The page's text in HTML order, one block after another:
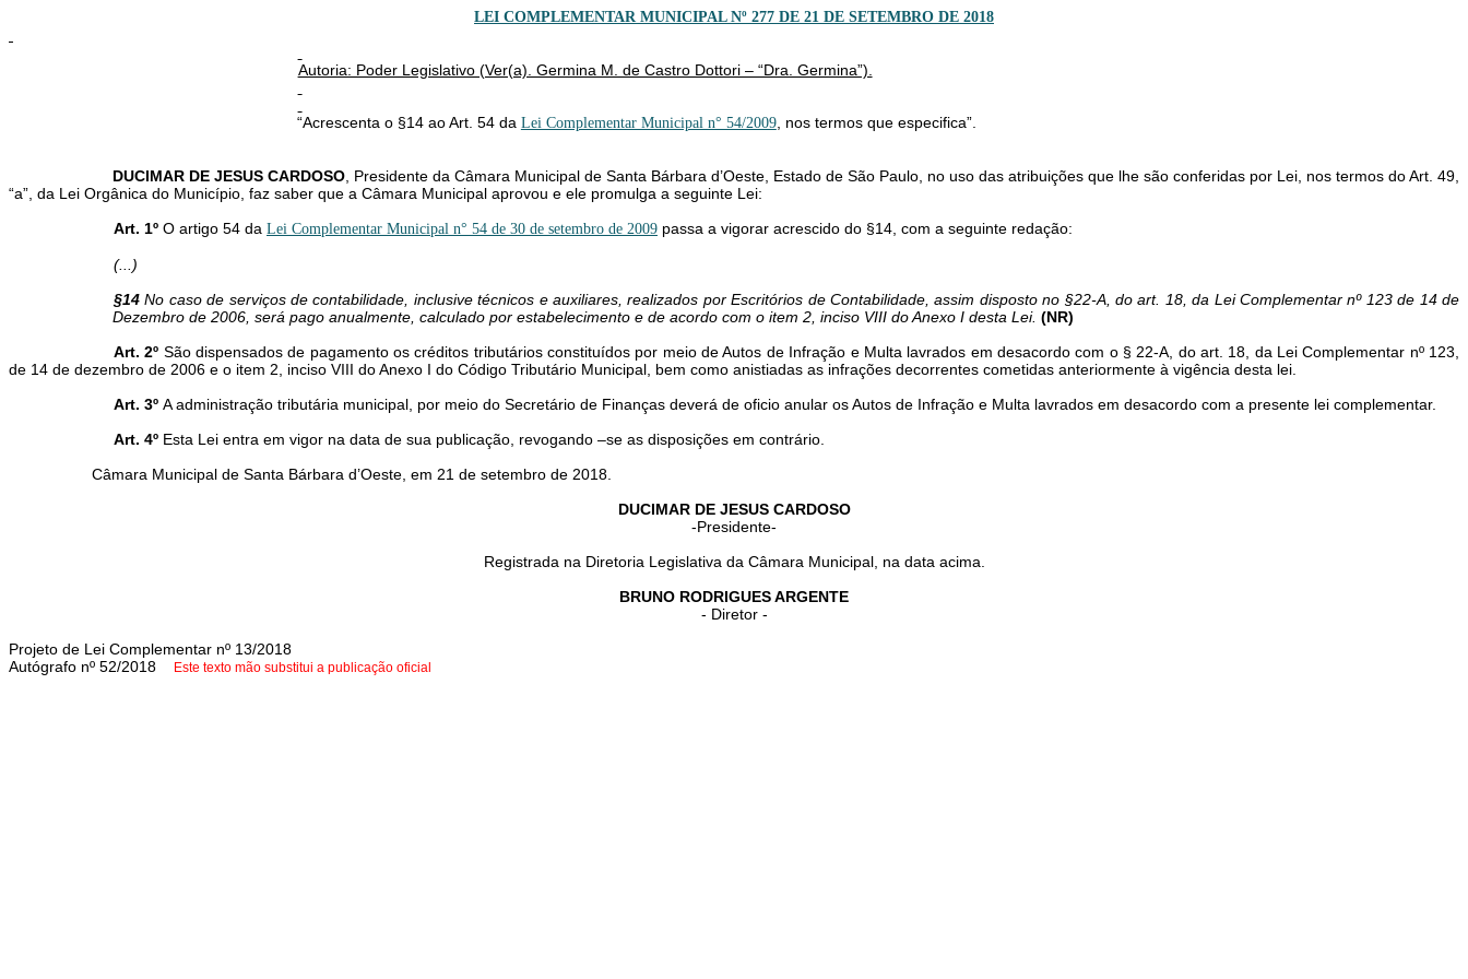
LEI COMPLEMENTAR MUNICIPAL Nº 277 DE 21 DE SETEMBRO DE 2018
Autoria: Poder Legislativo (Ver(a). Germina M. de Castro Dottori – “Dra. Germina”).
“Acrescenta o §14 ao Art. 54 da Lei Complementar Municipal n° 54/2009, nos termos que especifica”.
DUCIMAR DE JESUS CARDOSO, Presidente da Câmara Municipal de Santa Bárbara d’Oeste, Estado de São Paulo, no uso das atribuições que lhe são conferidas por Lei, nos termos do Art. 49,
“a”, da Lei Orgânica do Município, faz saber que a Câmara Municipal aprovou e ele promulga a seguinte Lei:
Art. 1º O artigo 54 da Lei Complementar Municipal n° 54 de 30 de setembro de 2009 passa a vigorar acrescido do §14, com a seguinte redação:
(...)
§14No caso de serviços de contabilidade, inclusive técnicos e auxiliares, realizados por Escritórios de Contabilidade, assim disposto no §22-A, do art. 18, da Lei Complementar nº 123 de 14 de
Dezembro de 2006, será pago anualmente, calculado por estabelecimento e de acordo com o item 2, inciso VIII do Anexo I desta Lei. (NR)
Art. 2º São dispensados de pagamento os créditos tributários constituídos por meio de Autos de Infração e Multa lavrados em desacordo com o § 22-A, do art. 18, da Lei Complementar nº 123,
de 14 de dezembro de 2006 e o item 2, inciso VIII do Anexo I do Código Tributário Municipal, bem como anistiadas as infrações decorrentes cometidas anteriormente à vigência desta lei.
Art. 3º A administração tributária municipal, por meio do Secretário de Finanças deverá de oficio anular os Autos de Infração e Multa lavrados em desacordo com a presente lei complementar.
Art. 4º Esta Lei entra em vigor na data de sua publicação, revogando –se as disposições em contrário.
Câmara Municipal de Santa Bárbara d’Oeste, em 21 de setembro de 2018.
DUCIMAR DE JESUS CARDOSO
-Presidente-
Registrada na Diretoria Legislativa da Câmara Municipal, na data acima.
BRUNO RODRIGUES ARGENTE
- Diretor -
Projeto de Lei Complementar nº 13/2018
Autógrafo nº 52/2018
Este texto mão substitui a publicação oficial